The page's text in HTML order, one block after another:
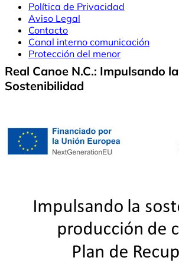
Política de Privacidad
Aviso Legal
Contacto
Canal interno comunicación
Protección del menor
Real Canoe N.C.: Impulsando la
Sostenibilidad